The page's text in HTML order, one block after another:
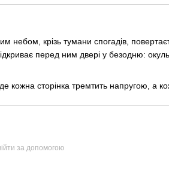
небом, крізь тумани спогадів,
перед ним двері у безодню:
кожна сторінка тремтить напругою, а
за допомогою